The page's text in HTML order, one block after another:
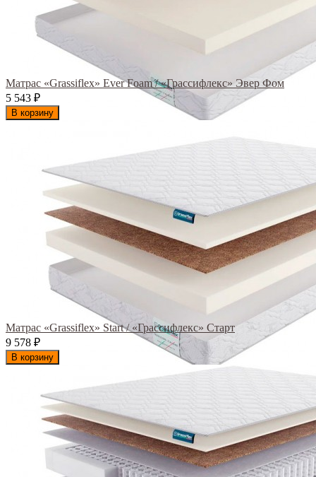
Матрас «Grassiflex» Ever Foam / «Грассифлекс» Эвер Фом
5 543 ₽
В корзину
Матрас «Grassiflex» Start / «Грассифлекс» Старт
9 578 ₽
В корзину